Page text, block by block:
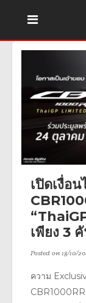
เปิดเงื่อ
เพียง 3
Posted on18/10/
ความ